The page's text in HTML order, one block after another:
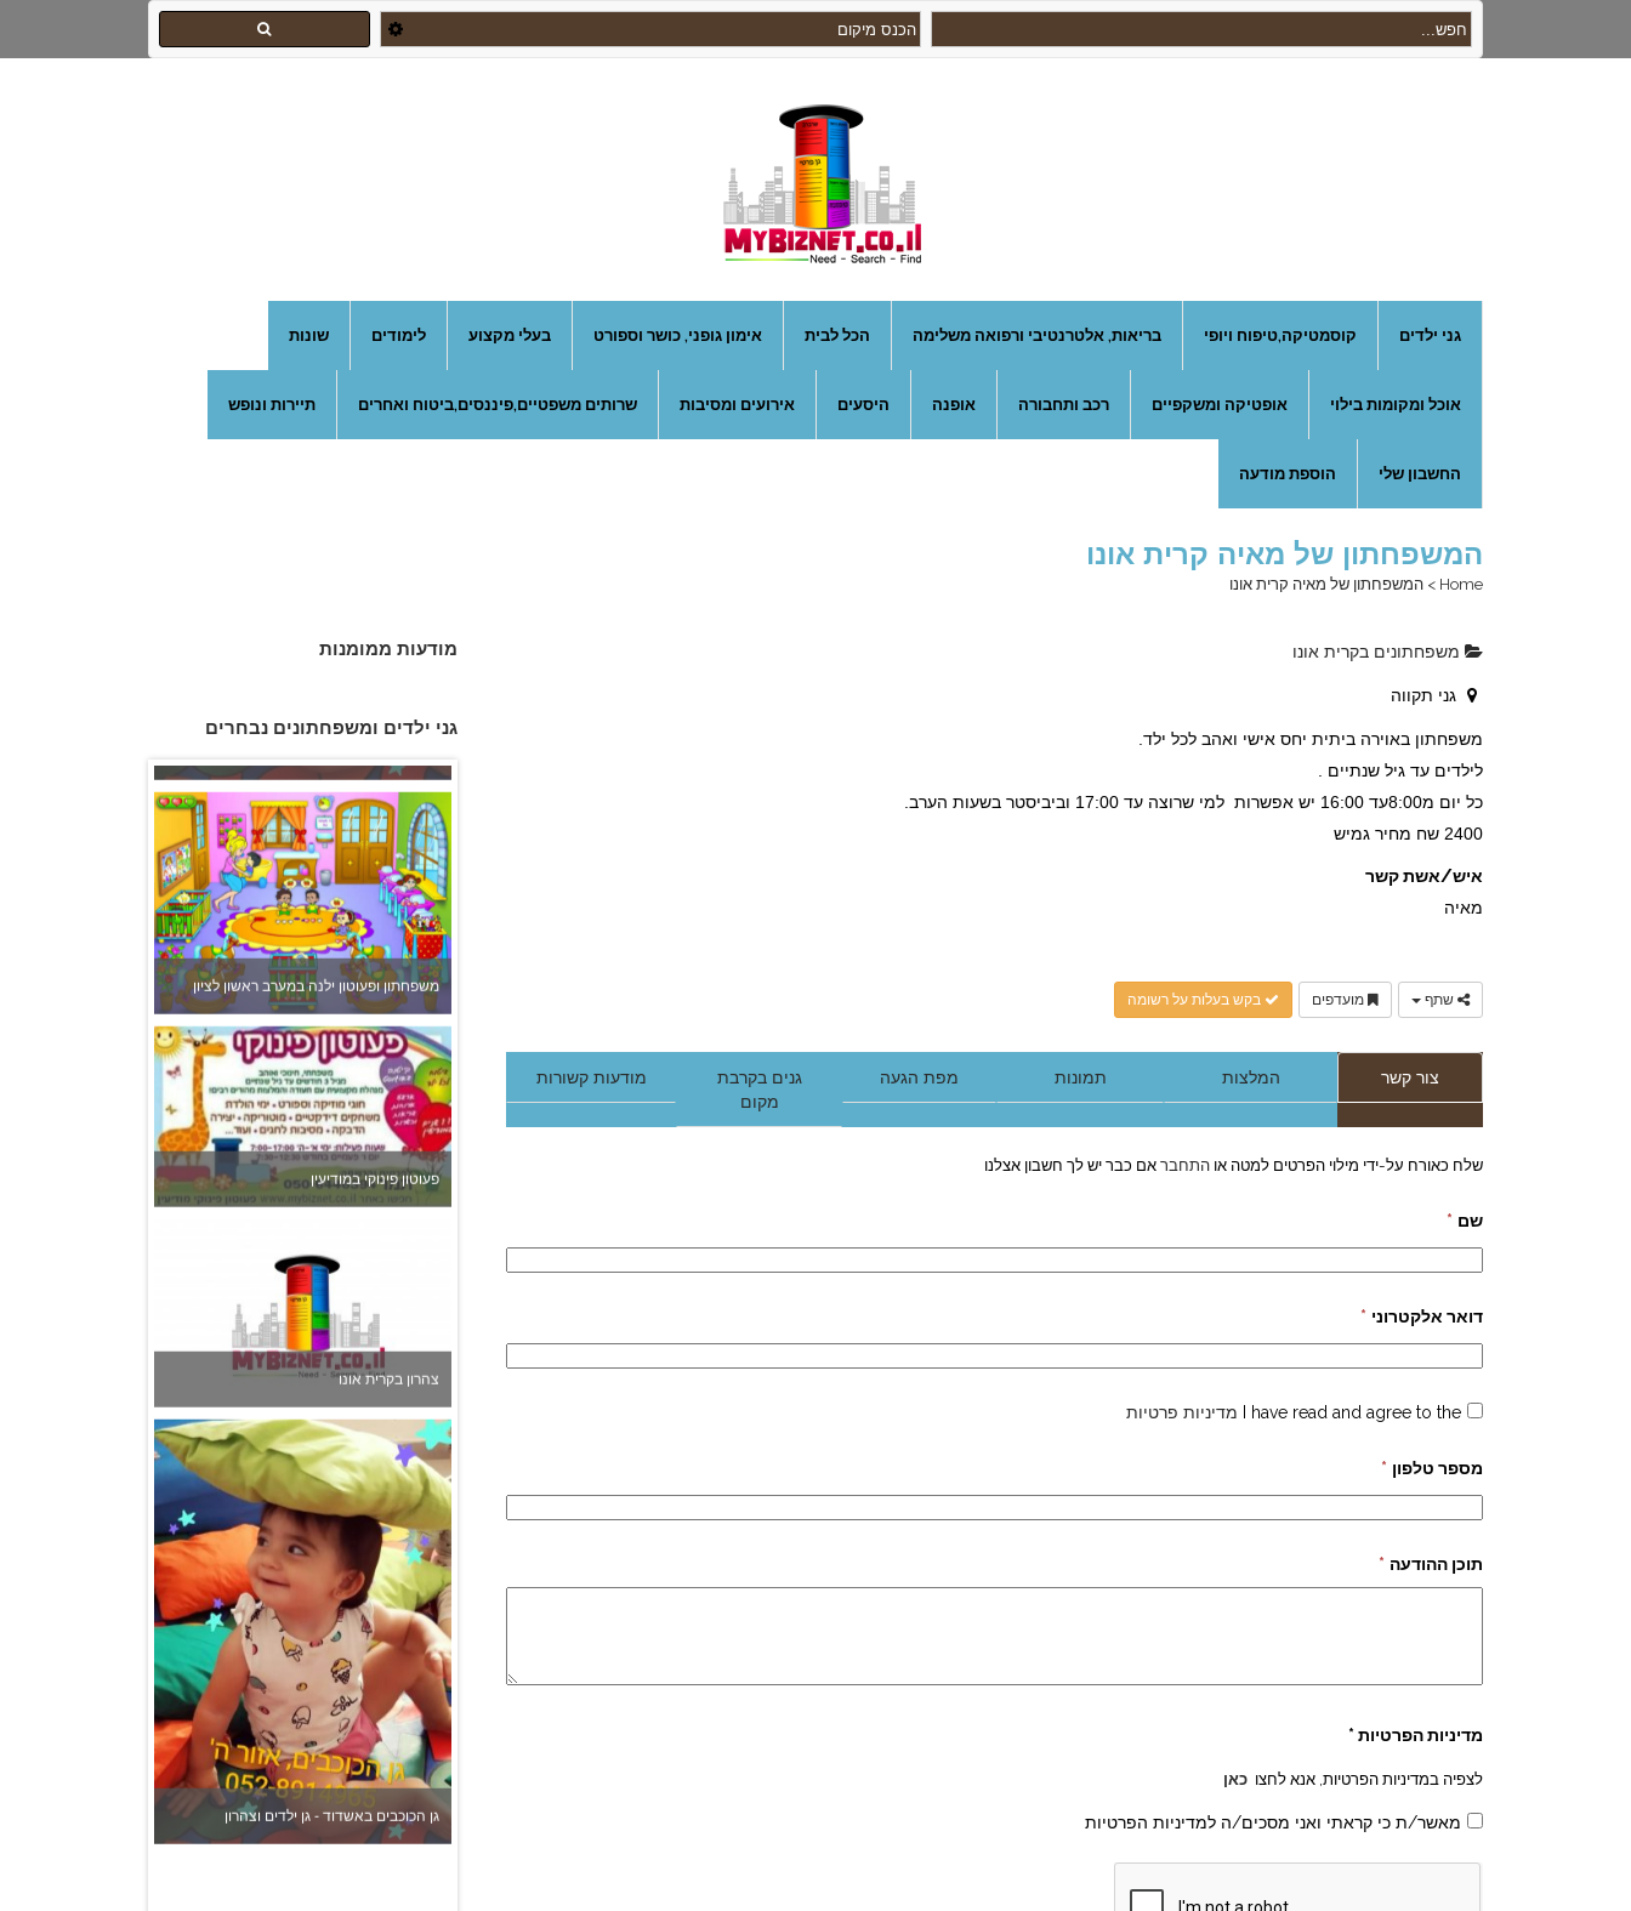
גני ילדים קוסמטיקה,טיפוח ויופי בריאות, אלטרנטיבי ורפואה משלימה הכל לבית אימון גופני, כושר וספורט בעלי מקצוע לימודים שונות
אוכל ומקומות בילוי אופטיקה ומשקפיים רכב ותחבורה אופנה היסעים אירועים ומסיבות שרותים משפטיים,פיננסים,ביטוח ואחרים תיירות ונופש
החשבון שלי הוספת מודעה
המשפחתון של מאיה קרית אונו
Home
> המשפחתון של מאיה קרית אונו
משפחתונים בקרית אונו
גני תקווה
משפחתון באוירה ביתית יחס אישי ואהב לכל ילד.
לילדים עד גיל שנתיים .
כל יום מ8:00עד 16:00 יש אפשרות למי שרוצה עד 17:00 וביביסטר בשעות הערב.
2400 שח מחיר גמיש
איש/אשת קשר
מאיה
שתף מועדפים בקש בעלות על רשומה
צור קשר המלצות תמונות מפת הגעה
גנים בקרבת
מקום
מודעות קשורות
שלח כאורח על-ידי מילוי הפרטים למטה או התחבראם כבר יש לך חשבון אצלנו
שם *
דואר אלקטרוני *
I have read and agree to the מדיניות פרטיות
מספר טלפון *
תוכן ההודעה *
מדיניות הפרטיות *
לצפיה במדיניות הפרטיות, אנא לחצו כאן
מאשר/ת כי קראתי ואני מסכים/ה למדיניות הפרטיות
מודעות ממומנות
גני ילדים ומשפחתונים נבחרים
גן הכוכבים באשדוד - גן ילדים וצהרון
משפחתון ופעוטון ילנה במערב ראשון לציון
פעוטון פינוקי במודיעין
צהרון בקרית אונו
גן הכוכבים באשדוד - גן ילדים וצהרון